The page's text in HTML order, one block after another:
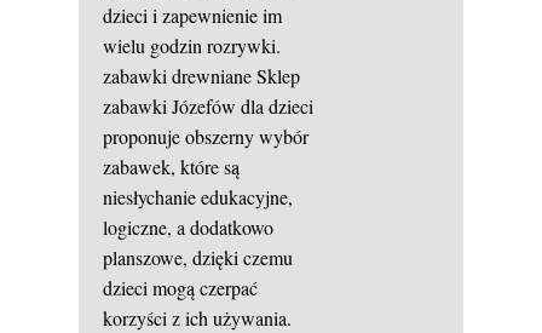
dzieci i zapewnienie im
wielu godzin rozrywki.
zabawki drewnianeSklep
zabawki Józefów dla dzieci
proponuje obszerny wybór
zabawek, które są
niesłychanie edukacyjne,
logiczne, a dodatkowo
planszowe, dzięki czemu
dzieci mogą czerpać
korzyści z ich używania.